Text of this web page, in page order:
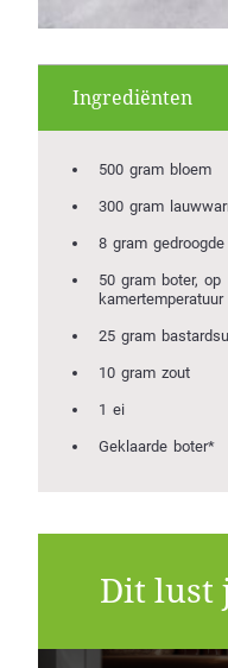
Ingrediënten
500 gram bloem
300 gram
8 gram
50 gram boter, op
kamertemperatuur
25 gram
10 gram zout
1 ei
Geklaarde boter*
Dit lust